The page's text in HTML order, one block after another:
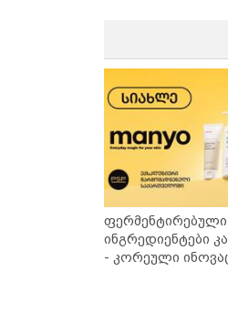
ფერმენტირებული
ინგრედიენტები
- კორეული